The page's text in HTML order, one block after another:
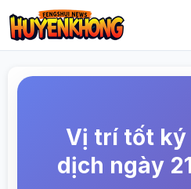
Vị trí tốt ký
dịch ngày